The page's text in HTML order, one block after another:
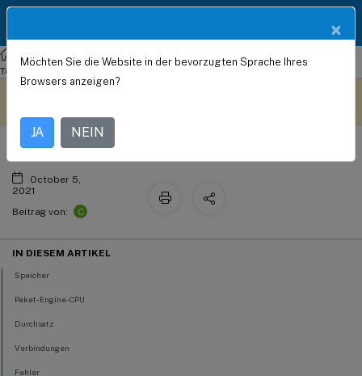
NetScaler NetScaler ADC 13.0
Lösungen für
Telekommunikationsdienstleister
Dieser Inhalt wurde
SNMP
October 5,
2021
Beitrag von:
C
IN DIESEM ARTIKEL
Speicher
Paket-Engine-CPU
Durchsatz
Verbindungen
Fehler
×
Möchten Sie die Website in der bevorzugten Sprache Ihres
Browsers anzeigen?
JA NEIN